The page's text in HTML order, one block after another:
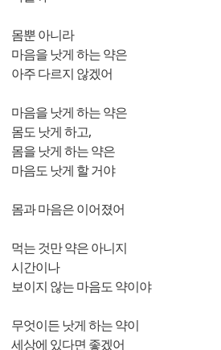
몸뿐 아니라
마음을 낫게 하는 약은
아주 다르지 않겠어
마음을 낫게 하는 약은
몸도 낫게 하고,
몸을 낫게 하는 약은
마음도 낫게 할 거야
몸과 마음은 이어졌어
먹는 것만 약은 아니지
시간이나
보이지 않는 마음도 약이야
무엇이든 낫게 하는 약이
세상에 있다면 좋겠어